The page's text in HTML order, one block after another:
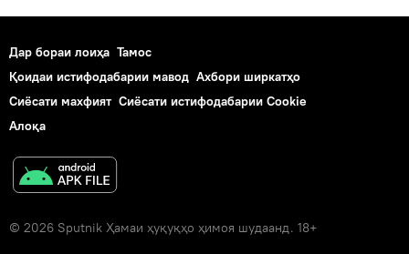
Дар бораи лоиҳа Тамос
Қоидаи истифодабарии мавод Ахбори ширкатҳо
Сиёсати махфият Сиёсати истифодабарии Cookie
Алоқа
© 2026 Sputnik Ҳамаи ҳуқуқҳо ҳимоя шудаанд. 18+